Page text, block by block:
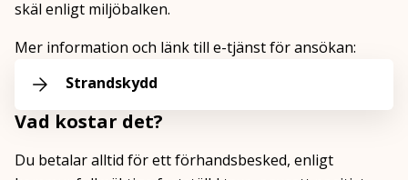
skäl enligt miljöbalken.
Mer information och länk till e-tjänst för ansökan:
Strandskydd
Vad kostar det?
Du betalar alltid för ett förhandsbesked, enligt